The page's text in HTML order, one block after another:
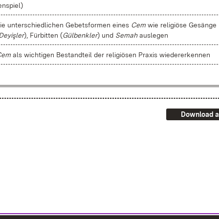
un­ter­schied­li­chen Ge­bets­for­men ei­nes Cem wie re­li­giö­se Ge­sän­ge
), Für­bit­ten (Gül­benk­ler) und Se­mahaus­le­gen
als wich­ti­gen Be­stand­teil der re­li­giö­sen Pra­xis wie­der­er­ken­nen
Download